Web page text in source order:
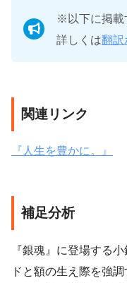
※以下に掲載
詳しくは翻訳
関連リンク
『人生を豊かに。』
補足分析
『銀魂』に登場する
ドと額の生え際を強